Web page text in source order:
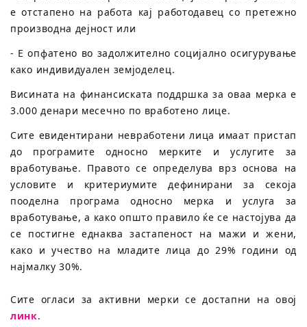
е отстапено на работа кај работодавец со претежно
производна дејност или
- Е опфатено во задолжително социјално осигурување
како индивидуален земјоделец.
Висината на финансиската поддршка за оваа мерка е
3.000 денари месечно по вработено лице.
Сите евидентирани невработени лица имаат пристап
до програмите односно мерките и услугите за
вработување. Правото се определува врз основа на
условите и критериумите дефинирани за секоја
пооделна програма односно мерка и услуга за
вработување, а како општо правило ќе се настојува да
се постигне еднаква застапеност на мажи и жени,
како и учество на младите лица до 29% години од
најмалку 30%.
Сите огласи за активни мерки се достапни на овој
линк.